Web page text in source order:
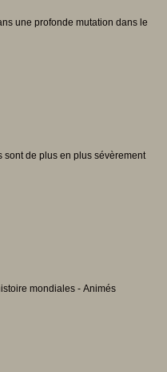
une profonde mutation dans le
sont de plus en plus sévèrement
mondiales - Animés